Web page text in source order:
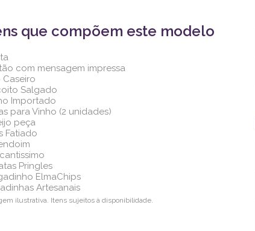
que compõem este modelo
com mensagem impressa
Caseiro
Salgado
Importado
para Vinho (2 unidades)
peça
Fatiado
Pringles
ElmaChips
Artesanais
ilustrativa. Itens sujeitos à disponibilidade.